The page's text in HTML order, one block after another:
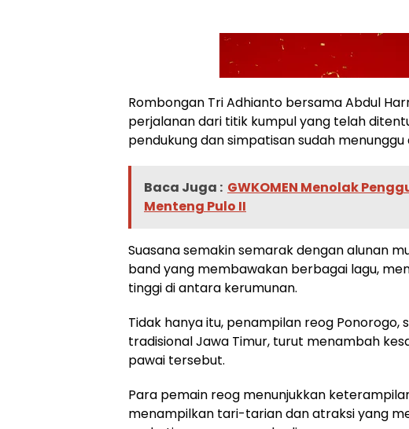
Rombongan Tri Adhianto bersama Abdul
perjalanan dari titik kumpul yang telah
pendukung dan simpatisan sudah menunggu
Baca Juga : GWKOMEN Menolak
Menteng Pulo II
Suasana semakin semarak dengan alunan
band yang membawakan berbagai lagu,
tinggi di antara kerumunan.
Tidak hanya itu, penampilan reog Ponorogo,
tradisional Jawa Timur, turut menambah
pawai tersebut.
Para pemain reog menunjukkan
menampilkan tari-tarian dan atraksi yang